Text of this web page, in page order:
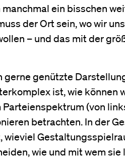
ein bisschen
der Ort sein, wo wir
– und das mit der
gerne genützte
ist, wie können
(von
betrachten. In der
wieviel
wie und mit wem sie